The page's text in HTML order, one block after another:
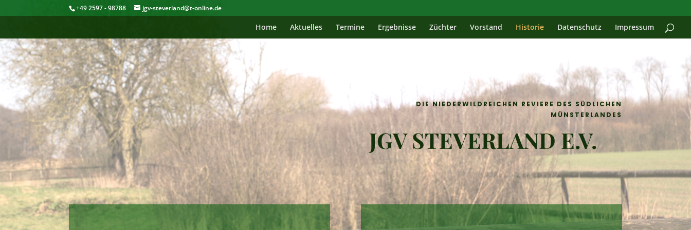
+49 2597 - 98788 jgv-steverland@t-online.de
Home Aktuelles Termine Ergebnisse Züchter Vorstand Historie Datenschutz Impressum
DIE NIEDERWILDREICHEN REVIERE DES SÜDLICHEN
MÜNSTERLANDES
JGV STEVERLAND E.V.